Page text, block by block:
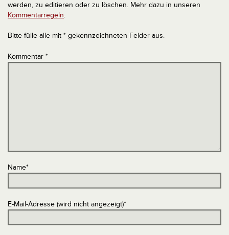
werden, zu editieren oder zu löschen. Mehr dazu in unseren
Kommentarregeln.
Bitte fülle alle mit * gekennzeichneten Felder aus.
Kommentar *
Name*
E-Mail-Adresse (wird nicht angezeigt)*